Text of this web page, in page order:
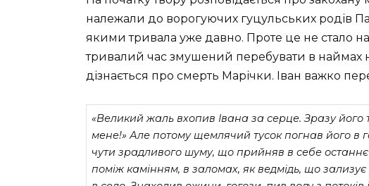
належали до ворогуючих гуцульських родів
якими тривала уже давно. Проте це не стало
тривалий час змушений перебувати в наймах
дізнається про смерть Марічки. Іван важко
«Великий жаль вхопив Івана за серце. Зразу його
мене!» Але потому щемлячий тусок погнав його в
чути зрадливого шуму, що прийняв в себе останнє
поміж камінням, в заломах, як ведмідь, що зализує